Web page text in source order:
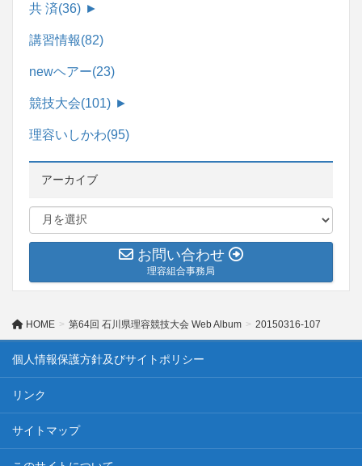
共 済(36) ►
講習情報(82)
newヘアー(23)
競技大会(101) ►
理容いしかわ(95)
アーカイブ
お問い合わせ
理容組合事務局
HOME 第64回 石川県理容競技大会 Web Album 20150316-107
個人情報保護方針及びサイトポリシー
リンク
サイトマップ